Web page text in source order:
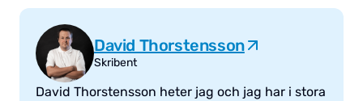
David Thorstensson
Skribent
David Thorstensson heter jag och jag har i stora